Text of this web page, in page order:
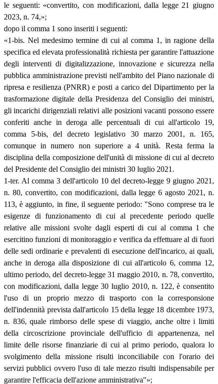
le seguenti: «convertito, con modificazioni, dalla legge 21 giugno
2023, n. 74,»;
dopo il comma 1 sono inseriti i seguenti:
«1-bis. Nel medesimo termine di cui al comma 1, in ragione della
specifica ed elevata professionalità richiesta per garantire l'attuazione
degli interventi di digitalizzazione, innovazione e sicurezza nella
pubblica amministrazione previsti nell'ambito del Piano nazionale di
ripresa e resilienza (PNRR) e posti a carico del Dipartimento per la
trasformazione digitale della Presidenza del Consiglio dei ministri,
gli incarichi dirigenziali relativi alle posizioni vacanti possono essere
conferiti anche in deroga alle percentuali di cui all'articolo 19,
comma 5-bis, del decreto legislativo 30 marzo 2001, n. 165,
comunque in numero non superiore a 4 unità. Resta ferma la
disciplina della composizione dell'unità di missione di cui al decreto
del Presidente del Consiglio dei ministri 30 luglio 2021.
1-ter. Al comma 3 dell'articolo 10 del decreto-legge 9 giugno 2021,
n. 80, convertito, con modificazioni, dalla legge 6 agosto 2021, n.
113, è aggiunto, in fine, il seguente periodo: "Sono comprese tra le
esigenze di funzionamento di cui al precedente periodo quelle
relative alle missioni svolte dagli esperti di cui al comma 1 che
esercitino funzioni di monitoraggio e verifica da effettuare al di fuori
delle sedi ordinarie e prevalenti di esecuzione dell'incarico, ai quali,
anche in deroga alla disposizione di cui all'articolo 6, comma 12,
ultimo periodo, del decreto-legge 31 maggio 2010, n. 78, convertito,
con modificazioni, dalla legge 30 luglio 2010, n. 122, è consentito
l'uso di un proprio mezzo di trasporto con la corresponsione
dell'indennità prevista dall'articolo 15 della legge 18 dicembre 1973,
n. 836, quale rimborso delle spese di viaggio, anche oltre i limiti
della circoscrizione provinciale dell'ufficio di appartenenza, nel
limite delle risorse finanziarie di cui al primo periodo, qualora lo
svolgimento della missione risulti inconciliabile con l'orario dei
servizi pubblici ovvero l'uso di tale mezzo risulti indispensabile per
garantire l'efficacia dell'azione amministrativa"»;